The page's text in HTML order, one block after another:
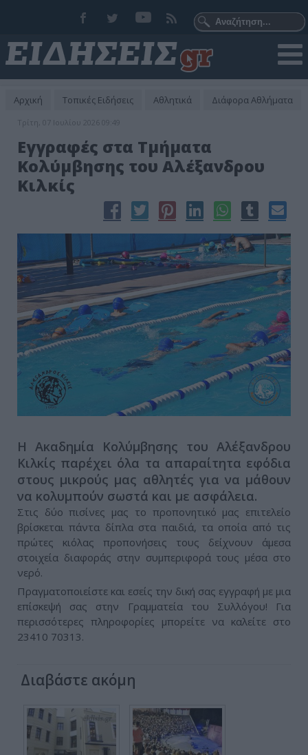
Αρχική Τοπικές Ειδήσεις Αθλητικά Διάφορα Αθλήματα
Τρίτη, 07 Ιουλίου 2026 09:49
Εγγραφές στα Τμήματα
Κολύμβησης του Αλέξανδρου
Κιλκίς
Η Ακαδημία Κολύμβησης του Αλέξανδρου
Κιλκίς παρέχει όλα τα απαραίτητα εφόδια
στους μικρούς μας αθλητές για να μάθουν
να κολυμπούν σωστά και με ασφάλεια.
Στις δύο πισίνες μας το προπονητικό μας επιτελείο
βρίσκεται πάντα δίπλα στα παιδιά, τα οποία από τις
πρώτες κιόλας προπονήσεις τους δείχνουν άμεσα
στοιχεία διαφοράς στην συμπεριφορά τους μέσα στο
νερό.
Πραγματοποιείστε και εσείς την δική σας εγγραφή με μια
επίσκεψή σας στην Γραμματεία του Συλλόγου! Για
περισσότερες πληροφορίες μπορείτε να καλείτε στο
23410 70313.
Διαβάστε ακόμη